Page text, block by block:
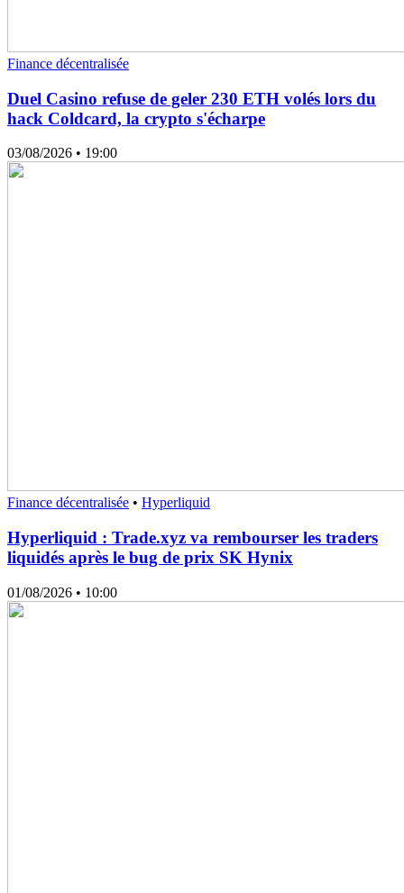
Finance décentralisée
Duel Casino refuse de geler 230 ETH volés lors du
hack Coldcard, la crypto s'écharpe
03/08/2026 • 19:00
Finance décentralisée • Hyperliquid
Hyperliquid : Trade.xyz va rembourser les traders
liquidés après le bug de prix SK Hynix
01/08/2026 • 10:00